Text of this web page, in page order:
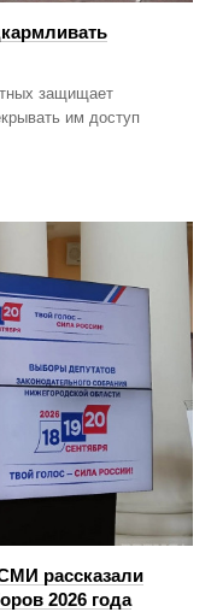
защищает
им доступ
рассказали
2026 года